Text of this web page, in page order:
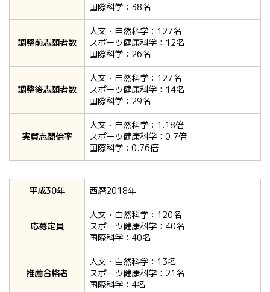
国際科学：38名
調整前志願者数
人文・自然科学：127名
スポーツ健康科学：12名
国際科学：26名
調整後志願者数
人文・自然科学：127名
スポーツ健康科学：14名
国際科学：29名
実質志願倍率
人文・自然科学：1.18倍
スポーツ健康科学：0.7倍
国際科学：0.76倍
平成30年 西暦2018年
応募定員
人文・自然科学：120名
スポーツ健康科学：40名
国際科学：40名
推薦合格者
人文・自然科学：13名
スポーツ健康科学：21名
国際科学：4名